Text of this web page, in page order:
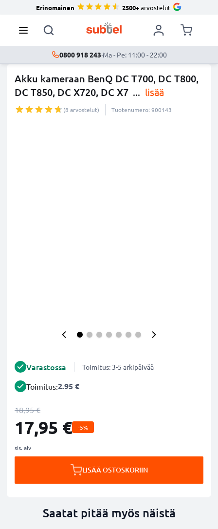
Erinomainen 2500+arvostelut
0800 918 243·Ma - Pe: 11:00 - 22:00
Akku kameraan BenQ DC T700, DC T800,
DC T850, DC X720, DC X7 ... lisää
(8 arvostelut) Tuotenumero: 900143
Varastossa Toimitus: 3-5 arkipäivää
Toimitus:2.95 €
18,95 €
17,95 € -5%
sis. alv
LISÄÄ OSTOSKORIIN
Saatat pitää myös näistä